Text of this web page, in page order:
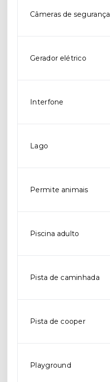
Câmeras de segurança
Gerador elétrico
Interfone
Lago
Permite animais
Piscina adulto
Pista de caminhada
Pista de cooper
Playground